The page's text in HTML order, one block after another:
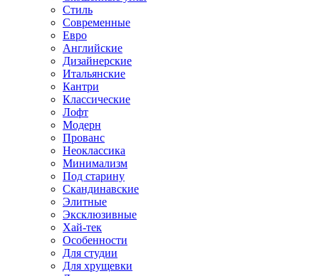
Стиль
Современные
Евро
Английские
Дизайнерские
Итальянские
Кантри
Классические
Лофт
Модерн
Прованс
Неоклассика
Минимализм
Под старину
Скандинавские
Элитные
Эксклюзивные
Хай-тек
Особенности
Для студии
Для хрущевки